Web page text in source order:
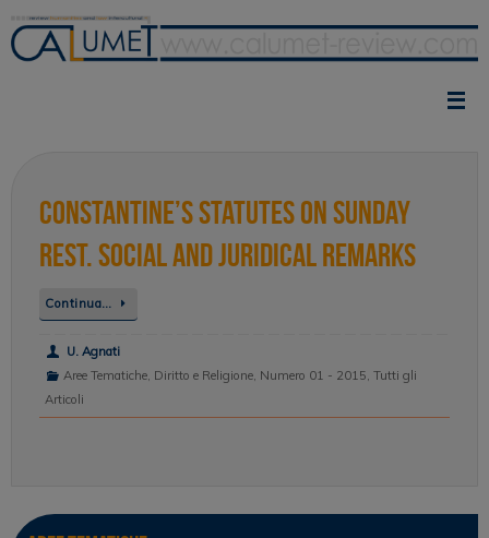
contenuto
Constantine’s Statutes on Sunday
Rest. Social and Juridical Remarks
Continua…
U. Agnati
Aree Tematiche, Diritto e Religione, Numero 01 - 2015 Tutti gli
Articoli